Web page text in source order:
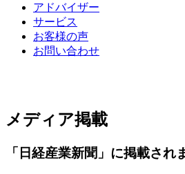
アドバイザー
サービス
お客様の声
お問い合わせ
メディア掲載
「日経産業新聞」に掲載され